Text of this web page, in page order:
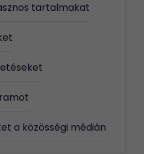
tartalmakat
a közösségi médián